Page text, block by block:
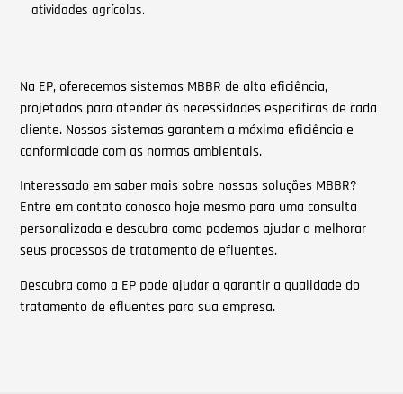
atividades agrícolas.
Na EP, oferecemos sistemas MBBR de alta eficiência,
projetados para atender às necessidades específicas de cada
cliente. Nossos sistemas garantem a máxima eficiência e
conformidade com as normas ambientais.
Interessado em saber mais sobre nossas soluções MBBR?
Entre em contato conosco hoje mesmo para uma consulta
personalizada e descubra como podemos ajudar a melhorar
seus processos de tratamento de efluentes.
Descubra como a EP pode ajudar a garantir a qualidade do
tratamento de efluentes para sua empresa.